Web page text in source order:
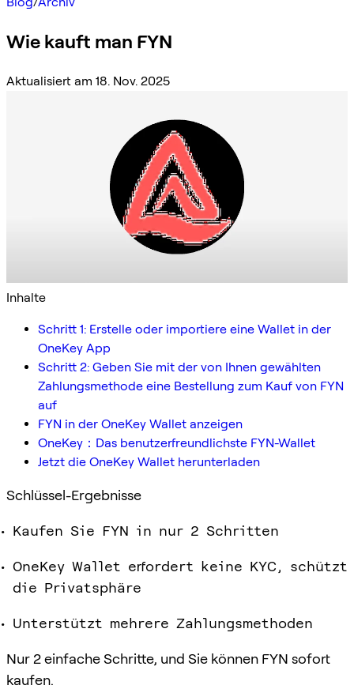
Wie kauft man FYN
Aktualisiert am 18. Nov. 2025
Inhalte
Schritt 1: Erstelle oder importiere eine Wallet in der
OneKey App
Schritt 2: Geben Sie mit der von Ihnen gewählten
Zahlungsmethode eine Bestellung zum Kauf von FYN
auf
FYN in der OneKey Wallet anzeigen
OneKey：Das benutzerfreundlichste FYN-Wallet
Jetzt die OneKey Wallet herunterladen
Schlüssel-Ergebnisse
Kaufen Sie FYN in nur 2 Schritten
OneKey Wallet erfordert keine KYC, schützt
die Privatsphäre
Unterstützt mehrere Zahlungsmethoden
Nur 2 einfache Schritte, und Sie können FYN sofort
kaufen.